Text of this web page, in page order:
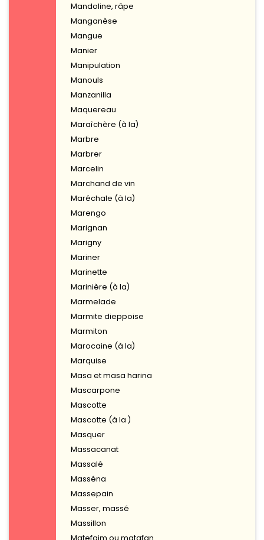
Mandoline, râpe
Manganèse
Mangue
Manier
Manipulation
Manouls
Manzanilla
Maquereau
Maraîchère (à la)
Marbre
Marbrer
Marcelin
Marchand de vin
Maréchale (à la)
Marengo
Marignan
Marigny
Mariner
Marinette
Marinière (à la)
Marmelade
Marmite dieppoise
Marmiton
Marocaine (à la)
Marquise
Masa et masa harina
Mascarpone
Mascotte
Mascotte (à la )
Masquer
Massacanat
Massalé
Masséna
Massepain
Masser, massé
Massillon
Matefaim ou matafan